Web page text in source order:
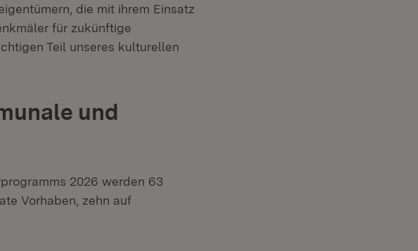
die mit ihrem Einsatz
für zukünftige
Teil unseres kulturellen
und
2026 werden 63
Vorhaben, zehn auf